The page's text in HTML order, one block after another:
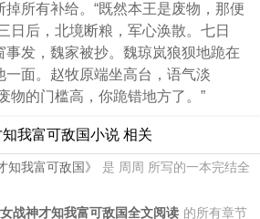
所有补给。“既然本王是废物，那便
日后，北境断粮，军心涣散。七日
事发，魏家被抄。魏琼岚狼狈地跪在
一面。赵牧原端坐高台，语气淡
物的门槛高，你跪错地方了。”
我富可敌国小说 相关
知我富可敌国》
是 周周 所写的一本完结全
战神才知我富可敌国全文阅读 的所有章节